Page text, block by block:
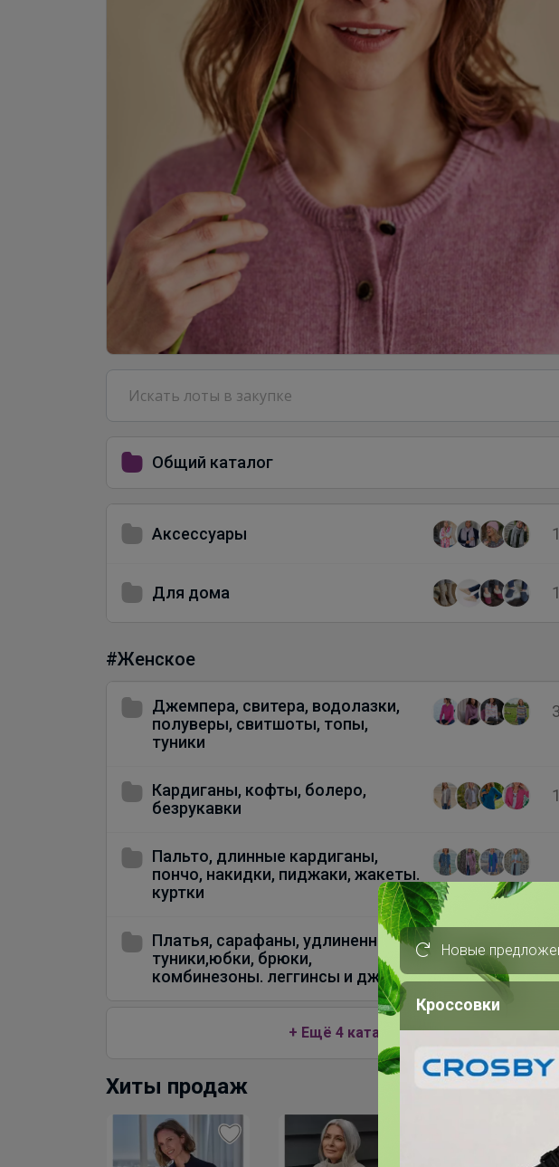
Общий каталог
Аксессуары
Для дома
#Женское
Джемпера, свитера, водолазки,
полуверы, свитшоты, топы,
туники
Кардиганы, кофты, болеро,
безрукавки
Пальто, длинные кардиганы,
пончо, накидки, пиджаки, жакеты.
куртки
Платья, сарафаны, удлиненные
туники,юбки, брюки,
комбинезоны. леггинсы и джинсы
+ Ещё 4 каталога
Хиты продаж
Новые
Кроссовки